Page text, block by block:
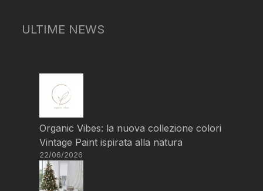
ULTIME NEWS
Organic Vibes: la nuova collezione colori
Vintage Paint ispirata alla natura
22/06/2026